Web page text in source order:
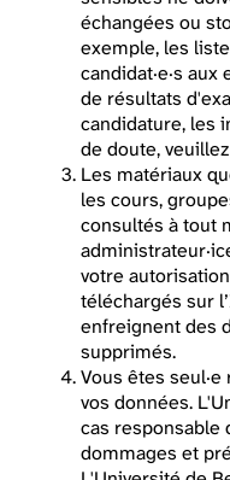
échangées ou
exemple, les
candidat·e·s
de résultats
candidature, les
de doute,
Les matériaux
les cours,
consultés à tout
votre
téléchargés sur
enfreignent des
supprimés.
Vous êtes
vos données.
cas responsable
dommages et